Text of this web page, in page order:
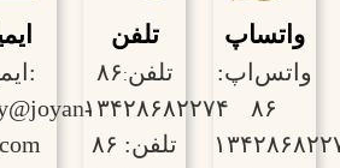
تلفن
تلفن: ۸۶
۱۳۴۲۸۶۸۲۲۷۴
تلفن: ۸۶
واتساپ
واتس‌اپ:
۸۶